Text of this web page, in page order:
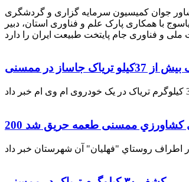
جوان کمیسیون سرمایه گزاری و گردشگری
با همکاری پارک علم و فناوری استان، دبیر
تریاک جاساز در ممسنی
كشاورزي ممسنی طعمه حریق شد